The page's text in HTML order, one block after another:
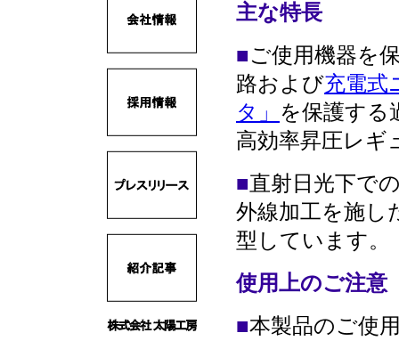
主な特長
■ご使用機器を
路および充電式
タ」 を保護する
高効率昇圧レギ
■直射日光下で
外線加工を施し
型しています。
使用上のご注意
■本製品のご使